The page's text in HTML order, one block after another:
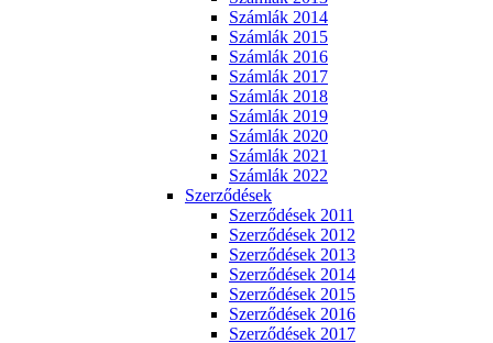
Számlák 2014
Számlák 2015
Számlák 2016
Számlák 2017
Számlák 2018
Számlák 2019
Számlák 2020
Számlák 2021
Számlák 2022
Szerződések
Szerződések 2011
Szerződések 2012
Szerződések 2013
Szerződések 2014
Szerződések 2015
Szerződések 2016
Szerződések 2017